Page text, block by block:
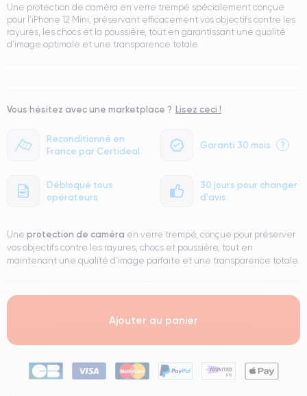
Une protection de caméra en verre trempé spécialement conçue
pour l’iPhone 12 Mini, préservant efficacement vos objectifs contre les
rayures, les chocs et la poussière, tout en garantissant une qualité
d’image optimale et une transparence totale.
Reconditionné en
France par Certideal
Garanti 30 mois ?
Débloqué tous
opérateurs
30 jours pour changer
d'avis
Vous hésitez avec une marketplace ? Lisez ceci !
Une protection de caméra en verre trempé, conçue pour préserver
vos objectifs contre les rayures, chocs et poussière, tout en
maintenant une qualité d’image parfaite et une transparence totale.
Ajouter au panier